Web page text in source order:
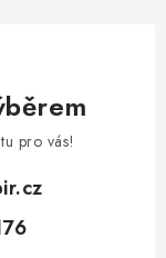
pro vás!